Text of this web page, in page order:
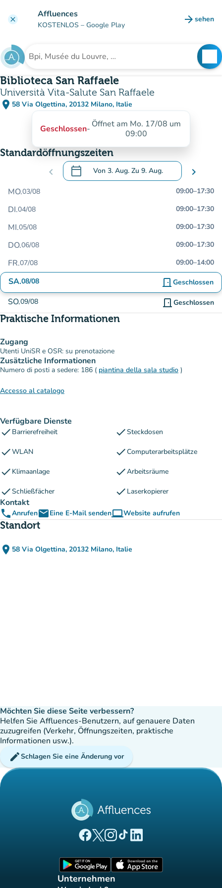
clear Affluences
KOSTENLOS – Google Play arrow_forward sehen
(new
Suche nach einer Einrichtung
Biblioteca San Raffaele
Università Vita-Salute San Raffaele
place 58 Via Olgettina, 20132 Milano, Italie
(in Google Maps öffnen)
(new tab)
Geschlossen- Öffnet am Mo. 17/08 um
09:00
Standardöffnungszeiten
chevron_left calendar_today Von 3. Aug. Zu 9. Aug.
.Öffnen Sie den Kalender, um Daten zu
chevron_right
MO.03/08 09:00–17:30
DI.04/08 09:00–17:30
MI.05/08 09:00–17:30
DO.06/08 09:00–17:30
FR.07/08 09:00–14:00
SA.08/08 door_front Geschlossen
SO.09/08 door_front Geschlossen
Praktische Informationen
Zugang
Utenti UniSR e OSR: su prenotazione
Zusätzliche Informationen
Numero di posti a sedere: 186 ( piantina della sala studio )
Accesso al catalogo
Verfügbare Dienste
check Barrierefreiheit checkSteckdosen
checkWLAN checkComputerarbeitsplätze
check Klimaanlage checkArbeitsräume
checkSchließfächer check Laserkopierer
Kontakt
phoneAnrufenemailEine E-Mail sendencomputerWebsite aufrufen
(new tab)
Standort
place 58 Via Olgettina, 20132 Milano, Italie
(in Google Maps öffnen)
(new tab)
Möchten Sie diese Seite verbessern?
Helfen Sie Affluences-Benutzern, auf genauere Daten
zuzugreifen (Verkehr, Öffnungszeiten, praktische
Informationen usw.).
editSchlagen Sie eine Änderung vor
(new tab)
(new tab)
(new tab)(new tab)
(new tab)
Unternehmen